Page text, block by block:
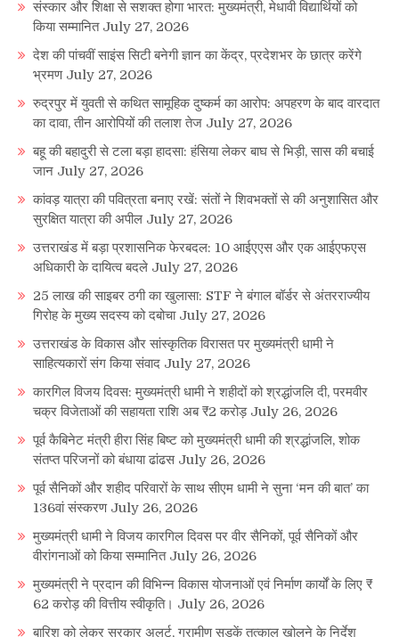
संस्कार और शिक्षा से सशक्त होगा भारत: मुख्यमंत्री, मेधावी विद्यार्थियों को
किया सम्मानित July 27, 2026
देश की पांचवीं साइंस सिटी बनेगी ज्ञान का केंद्र, प्रदेशभर के छात्र करेंगे
भ्रमण July 27, 2026
रुद्रपुर में युवती से कथित सामूहिक दुष्कर्म का आरोप: अपहरण के बाद वारदात
का दावा, तीन आरोपियों की तलाश तेज July 27, 2026
बहू की बहादुरी से टला बड़ा हादसा: हंसिया लेकर बाघ से भिड़ी, सास की बचाई
जान July 27, 2026
कांवड़ यात्रा की पवित्रता बनाए रखें: संतों ने शिवभक्तों से की अनुशासित और
सुरक्षित यात्रा की अपील July 27, 2026
उत्तराखंड में बड़ा प्रशासनिक फेरबदल: 10 आईएएस और एक आईएफएस
अधिकारी के दायित्व बदले July 27, 2026
25 लाख की साइबर ठगी का खुलासा: STF ने बंगाल बॉर्डर से अंतरराज्यीय
गिरोह के मुख्य सदस्य को दबोचा July 27, 2026
उत्तराखंड के विकास और सांस्कृतिक विरासत पर मुख्यमंत्री धामी ने
साहित्यकारों संग किया संवाद July 27, 2026
कारगिल विजय दिवस: मुख्यमंत्री धामी ने शहीदों को श्रद्धांजलि दी, परमवीर
चक्र विजेताओं की सहायता राशि अब ₹2 करोड़ July 26, 2026
पूर्व कैबिनेट मंत्री हीरा सिंह बिष्ट को मुख्यमंत्री धामी की श्रद्धांजलि, शोक
संतप्त परिजनों को बंधाया ढांढस July 26, 2026
पूर्व सैनिकों और शहीद परिवारों के साथ सीएम धामी ने सुना ‘मन की बात’ का
136वां संस्करण July 26, 2026
मुख्यमंत्री धामी ने विजय कारगिल दिवस पर वीर सैनिकों, पूर्व सैनिकों और
वीरांगनाओं को किया सम्मानित July 26, 2026
मुख्यमंत्री ने प्रदान की विभिन्न विकास योजनाओं एवं निर्माण कार्यों के लिए ₹
62 करोड़ की वित्तीय स्वीकृति। July 26, 2026
बारिश को लेकर सरकार अलर्ट, ग्रामीण सड़कें तत्काल खोलने के निर्देश